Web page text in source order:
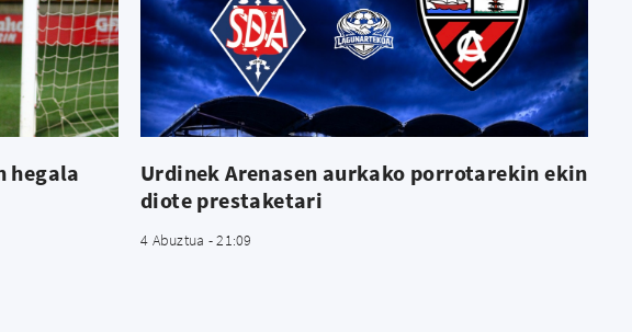
hegala
Urdinek Arenasen aurkako porrotarekin ekin
diote prestaketari
4 Abuztua - 21:09